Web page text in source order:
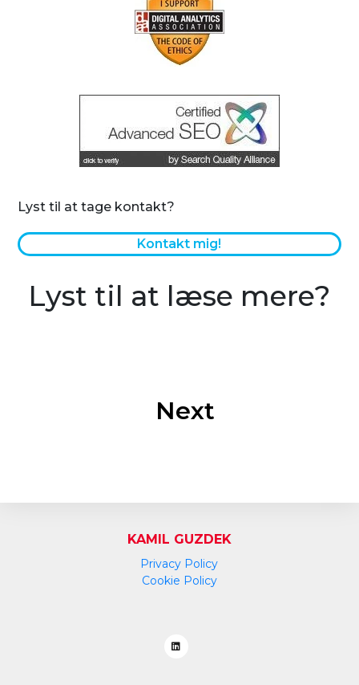
Lyst til at tage kontakt?
Kontakt mig!
Lyst til at læse mere?
Next
KAMIL GUZDEK
Privacy Policy
Cookie Policy